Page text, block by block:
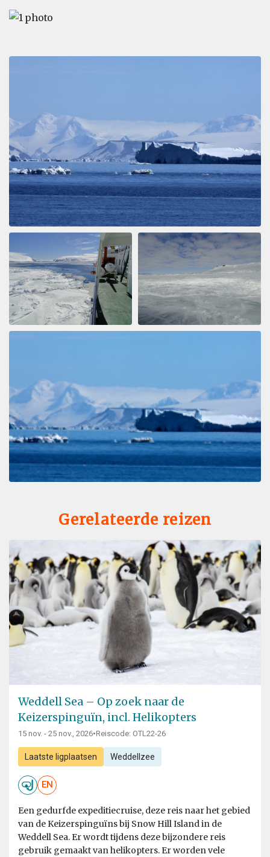
Gerelateerde reizen
Weddell Sea – Op zoek naar de
Keizerspinguïn, incl. Helikopters
15 nov. - 25 nov., 2026•Reiscode: OTL22-26
Laatste ligplaatsen Weddellzee
EN
Een gedurfde expeditiecruise, deze reis naar het gebied
van de Keizerspinguïns bij Snow Hill Island in de
Weddell Sea. Er wordt tijdens deze bijzondere reis
gebruik gemaakt van helikopters. Er worden vele